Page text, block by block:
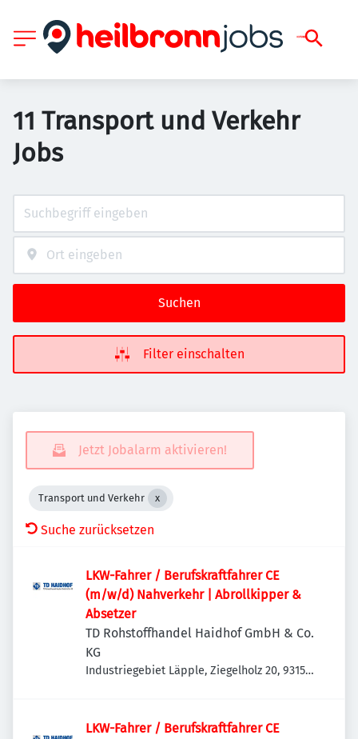
11 Transport und Verkehr
Jobs
Suchen
Filter einschalten
Jetzt Jobalarm aktivieren!
Transport und Verkehr
Suche zurücksetzen
LKW-Fahrer / Berufskraftfahrer CE
(m/w/d) Nahverkehr | Abrollkipper &
Absetzer
TD Rohstoffhandel Haidhof GmbH & Co.
KG
Industriegebiet Läpple, Ziegelholz 20, 93158
LKW-Fahrer / Berufskraftfahrer CE